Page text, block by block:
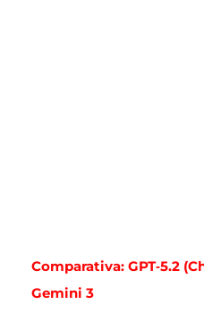
Comparativa: GPT‑5.2
Gemini 3